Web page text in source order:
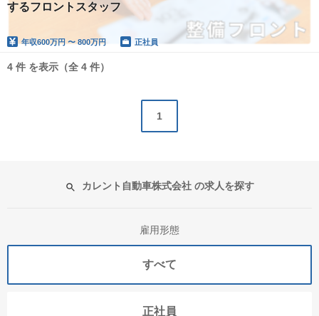
するフロントスタッフ
年収600万円 〜 800万円 正社員
4 件 を表示（全 4 件）
1
カレント自動車株式会社 の求人を探す
雇用形態
すべて
正社員